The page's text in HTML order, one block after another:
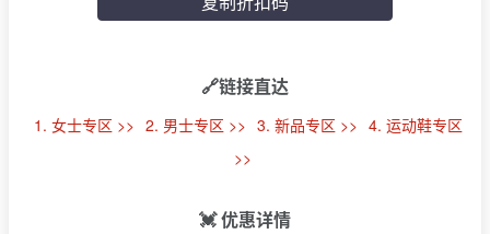
🔗链接直达
1. 女士专区 >> 2. 男士专区 >> 3. 新品专区 >> 4. 运动鞋专区
>>
💓 优惠详情